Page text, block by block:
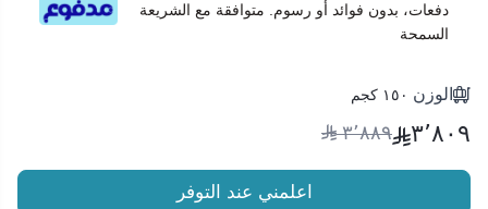
دفعات، بدون فوائد أو رسوم. متوافقة مع الشريعة
السمحة
الوزن ١٥٠ كجم
٣٬٨٠٩ ٣٬٨٨٩
اعلمني عند التوفر